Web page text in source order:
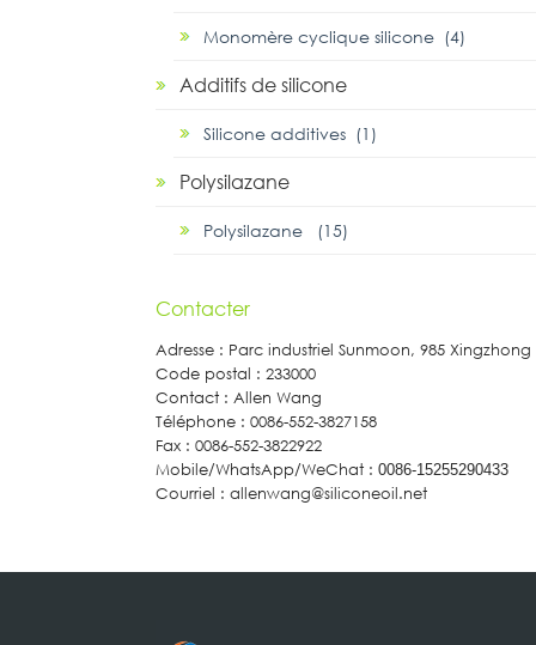
Monomère cyclique silicone (4)
Additifs de silicone
Silicone additives (1)
Polysilazane
Polysilazane (15)
Contacter
Adresse : Parc industriel Sunmoon, 985
Code postal : 233000
Contact : Allen Wang
Téléphone : 0086-552-3827158
Fax : 0086-552-3822922
Mobile/WhatsApp/WeChat : 0086-15255290433
Courriel : allenwang@siliconeoil.net